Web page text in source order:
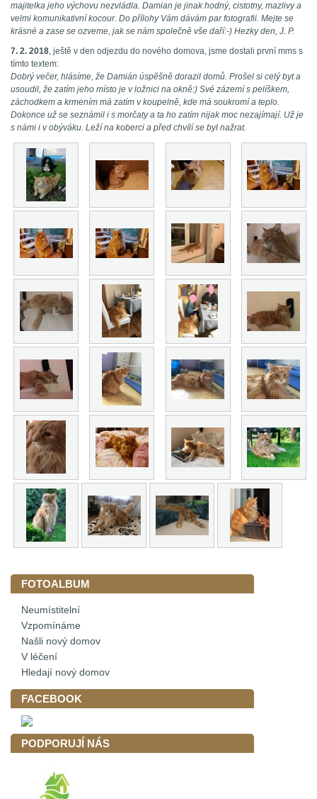
majitelka jeho výchovu nezvládla. Damian je jinak hodný, cistotny, mazlivy a
velmi komunikativní kocour. Do přílohy Vám dávám par fotografii. Mejte se
krásné a zase se ozveme, jak se nám společně vše daří:-) Hezky den, J. P.
7. 2. 2018, ještě v den odjezdu do nového domova, jsme dostali první mms s
tímto textem:
Dobrý večer, hlásíme, že Damián úspěšně dorazil domů. Prošel si celý byt a
usoudil, že zatím jeho místo je v ložnici na okně:) Své zázemí s pelíškem,
záchodkem a krmením má zatím v koupelně, kde má soukromí a teplo.
Dokonce už se seznámil i s morčaty a ta ho zatím nijak moc nezajímají. Už je
s námi i v obýváku. Leží na koberci a před chvílí se byl nažrat.
FOTOALBUM
Neumístitelní
Vzpomínáme
Našli nový domov
V léčení
Hledají nový domov
FACEBOOK
PODPORUJÍ NÁS